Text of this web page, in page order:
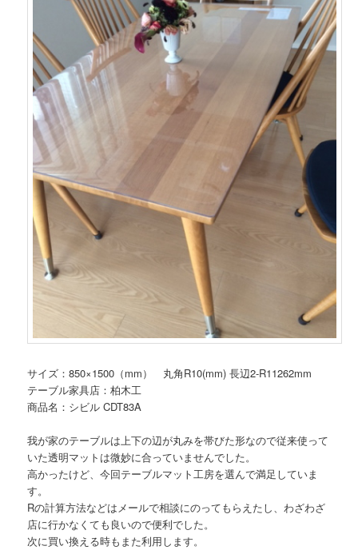
サイズ：850×1500（mm） 丸角R10(mm) 長辺2-R11262mm
テーブル家具店：柏木工
商品名：シビル CDT83A
我が家のテーブルは上下の辺が丸みを帯びた形なので従来使って
いた透明マットは微妙に合っていませんでした。
高かったけど、今回テーブルマット工房を選んで満足していま
す。
Rの計算方法などはメールで相談にのってもらえたし、わざわざ
店に行かなくても良いので便利でした。
次に買い換える時もまた利用します。